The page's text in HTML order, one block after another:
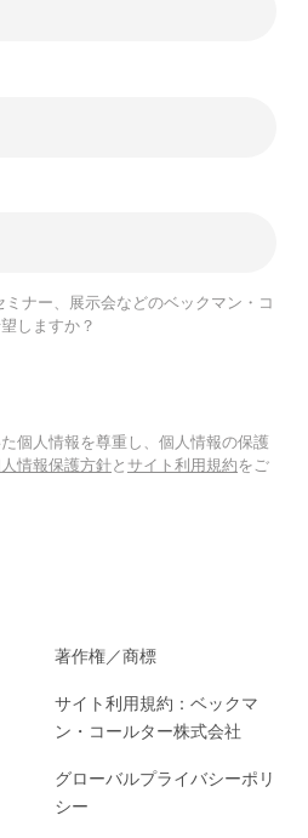
ナー、展示会などのベックマン・コ
しますか？
個人情報を尊重し、個人情報の保護
情報保護方針と サイト利用規約をご
著作権／商標
サイト利用規約：ベックマ
ン・コールター株式会社
グローバルプライバシーポリ
シー